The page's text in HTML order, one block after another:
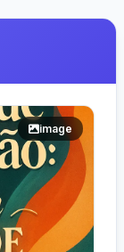
image